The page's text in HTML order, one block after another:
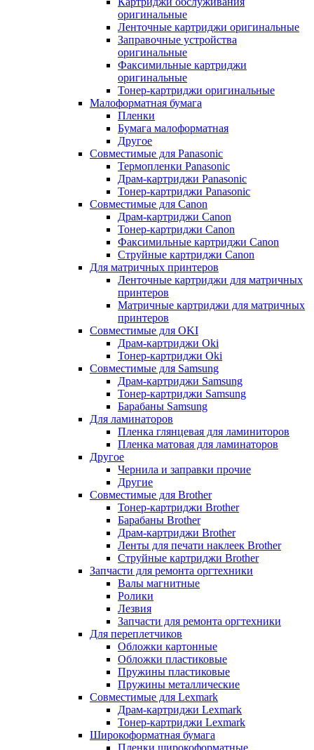
оригинальные
Ленточные картриджи оригинальные
Заправочные устройства
оригинальные
Факсимильные картриджи
оригинальные
Тонер-картриджи оригинальные
Малоформатная бумага
Пленки
Бумага малоформатная
Другое
Совместимые для Panasonic
Термопленки Panasonic
Драм-картриджи Panasonic
Тонер-картриджи Panasonic
Совместимые для Canon
Драм-картриджи Canon
Тонер-картриджи Canon
Факсимильные картриджи Canon
Струйные картриджи Canon
Для матричных принтеров
Ленточные картриджи для матричных
принтеров
Матричные картриджи для матричных
принтеров
Совместимые для OKI
Драм-картриджи Oki
Тонер-картриджи Oki
Совместимые для Samsung
Драм-картриджи Samsung
Тонер-картриджи Samsung
Барабаны Samsung
Для ламинаторов
Пленка глянцевая для ламиниторов
Пленка матовая для ламинаторов
Другое
Чернила и заправки прочие
Другие
Совместимые для Brother
Тонер-картриджи Brother
Барабаны Brother
Драм-картриджи Brother
Ленты для печати наклеек Brother
Струйные картриджи Brother
Запчасти для ремонта оргтехники
Валы магнитные
Ролики
Лезвия
Запчасти для ремонта оргтехники
Для переплетчиков
Обложки картонные
Обложки пластиковые
Пружины пластиковые
Пружины металлические
Совместимые для Lexmark
Драм-картриджи Lexmark
Тонер-картриджи Lexmark
Широкоформатная бумага
Пленки широкоформатные